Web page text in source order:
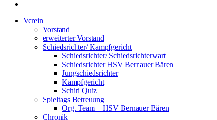
umschalten
Verein
Vorstand
erweiterter Vorstand
Schiedsrichter/ Kampfgericht
Schiedsrichter/ Schiedsrichterwart
Schiedsrichter HSV Bernauer Bären
Jungschiedsrichter
Kampfgericht
Schiri Quiz
Spieltags Betreuung
Org. Team – HSV Bernauer Bären
Chronik